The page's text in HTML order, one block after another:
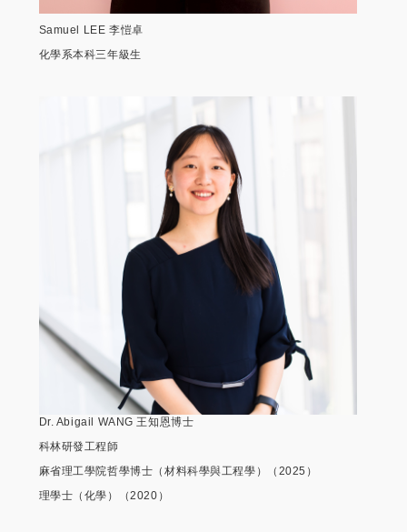
Samuel LEE 李愷卓
化學系本科三年級生
Dr. Abigail WANG 王知恩博士
科林研發工程師
麻省理工學院哲學博士（材料科學與工程學）（2025）
理學士（化學）（2020）